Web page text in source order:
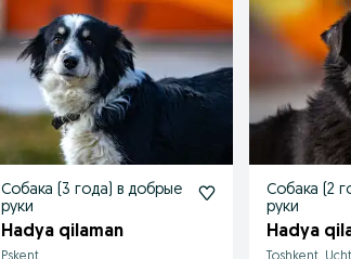
Собака (3 года) в добрые
руки
Hadya qilaman
Собака (2
руки
Hadya